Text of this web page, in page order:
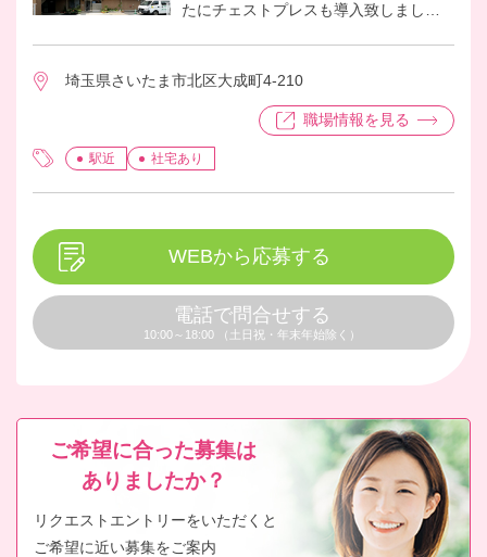
たにチェストプレスも導入致しまし
日々のリハビリや機能訓練の実施、ま
たそれらのメニュー作成が主な業務と
なっております。働くスタッフ同士の
仲も良く、働きやすい環境です。
埼玉県さいたま市北区大成町4-210
職場情報を見る
駅近 社宅あり
WEBから応募する
電話で問合せする
10:00～18:00 （土日祝・年末年始除く）
ご希望に合った募集は
ありましたか？
リクエストエントリーをいただくと
ご希望に近い募集をご案内